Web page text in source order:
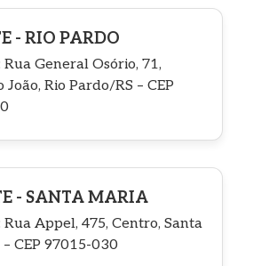
- RIO PARDO
Rua General Osório, 71,
João, Rio Pardo/RS – CEP
- SANTA MARIA
Rua Appel, 475, Centro, Santa
CEP 97015-030